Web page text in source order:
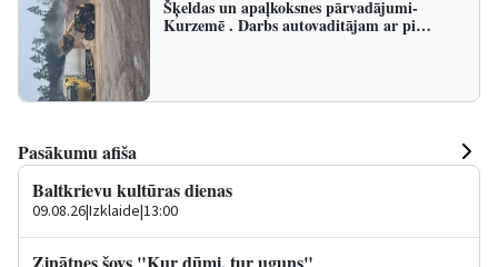
Šķeldas un apaļkoksnes pārvadājumi-
Kurzemē . Darbs autovaditājam ar pi…
Pasākumu afiša
Baltkrievu kultūras dienas
09.08.26|Izklaide|13:00